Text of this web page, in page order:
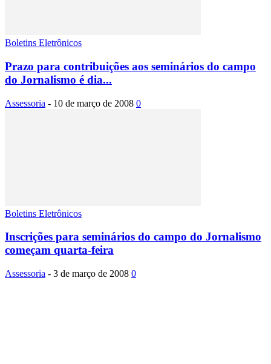
Boletins Eletrônicos
Prazo para contribuições aos seminários do campo
do Jornalismo é dia...
Assessoria - 10 de março de 2008 0
Boletins Eletrônicos
Inscrições para seminários do campo do Jornalismo
começam quarta-feira
Assessoria - 3 de março de 2008 0